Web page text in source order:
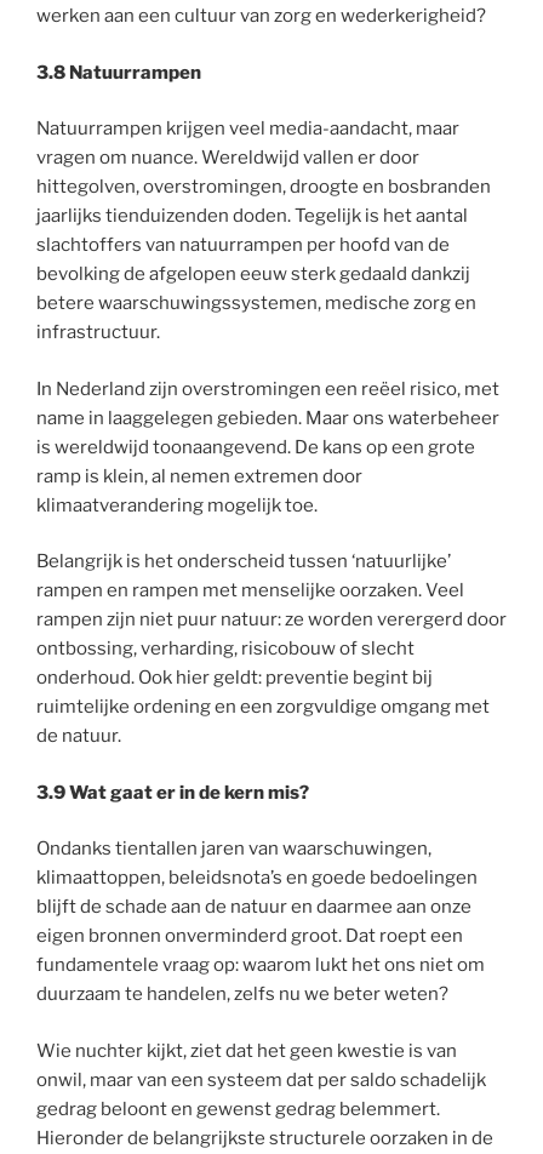
werken aan een cultuur van zorg en wederkerigheid?
3.8 Natuurrampen
Natuurrampen krijgen veel media-aandacht, maar
vragen om nuance. Wereldwijd vallen er door
hittegolven, overstromingen, droogte en bosbranden
jaarlijks tienduizenden doden. Tegelijk is het aantal
slachtoffers van natuurrampen per hoofd van de
bevolking de afgelopen eeuw sterk gedaald dankzij
betere waarschuwingssystemen, medische zorg en
infrastructuur.
In Nederland zijn overstromingen een reëel risico, met
name in laaggelegen gebieden. Maar ons waterbeheer
is wereldwijd toonaangevend. De kans op een grote
ramp is klein, al nemen extremen door
klimaatverandering mogelijk toe.
Belangrijk is het onderscheid tussen ‘natuurlijke’
rampen en rampen met menselijke oorzaken. Veel
rampen zijn niet puur natuur: ze worden verergerd door
ontbossing, verharding, risicobouw of slecht
onderhoud. Ook hier geldt: preventie begint bij
ruimtelijke ordening en een zorgvuldige omgang met
de natuur.
3.9 Wat gaat er in de kern mis?
Ondanks tientallen jaren van waarschuwingen,
klimaattoppen, beleidsnota’s en goede bedoelingen
blijft de schade aan de natuur en daarmee aan onze
eigen bronnen onverminderd groot. Dat roept een
fundamentele vraag op: waarom lukt het ons niet om
duurzaam te handelen, zelfs nu we beter weten?
Wie nuchter kijkt, ziet dat het geen kwestie is van
onwil, maar van een systeem dat per saldo schadelijk
gedrag beloont en gewenst gedrag belemmert.
Hieronder de belangrijkste structurele oorzaken in de